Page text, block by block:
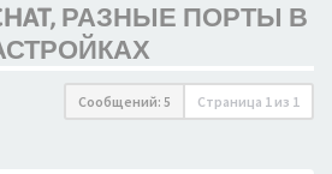
РАЗНЫЕ ПОРТЫ В
Сообщений: 5 Страница 1 из 1